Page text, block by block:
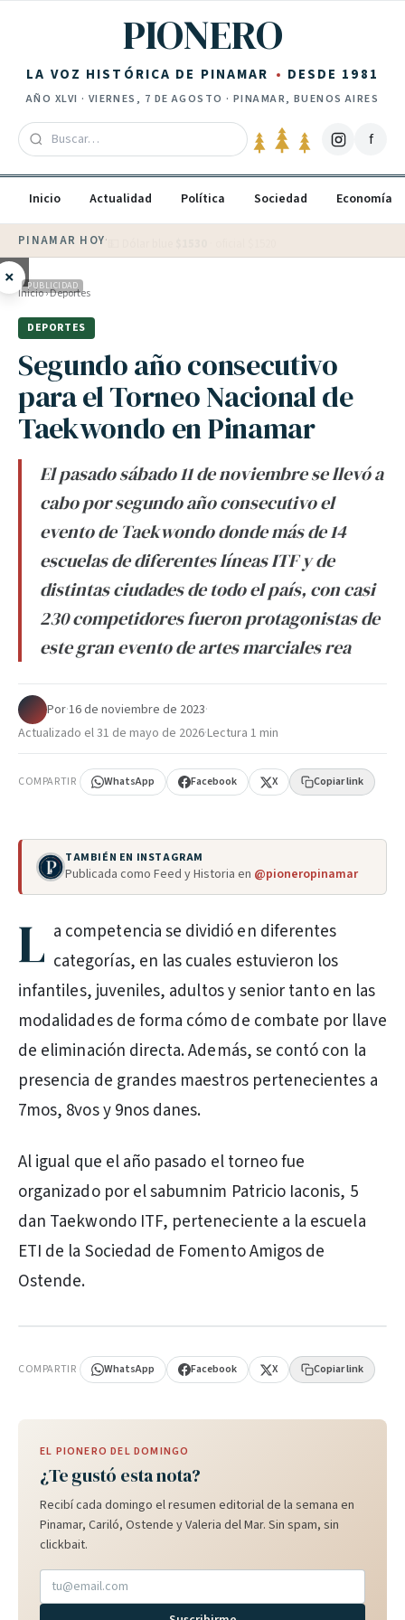
PIONERO
LA VOZ HISTÓRICA DE PINAMAR DESDE 1981
AÑO XLVI · VIERNES, 7 DE AGOSTO · PINAMAR, BUENOS AIRES
f
Inicio Actualidad Política Sociedad Economía
PINAMAR HOY·
× PUBLICIDAD
Inicio›Deportes
DEPORTES
Segundo año consecutivo
para el Torneo Nacional de
Taekwondo en Pinamar
El pasado sábado 11 de noviembre se llevó a
cabo por segundo año consecutivo el
evento de Taekwondo donde más de 14
escuelas de diferentes líneas ITF y de
distintas ciudades de todo el país, con casi
230 competidores fueron protagonistas de
este gran evento de artes marciales rea
Por·16 de noviembre de 2023·
Actualizado el31 de mayo de 2026·Lectura 1 min
COMPARTIR WhatsApp Facebook X Copiar link
TAMBIÉN EN INSTAGRAM
Publicada como Feed y Historia en @pioneropinamar
L a competencia se dividió en diferentes
categorías, en las cuales estuvieron los
infantiles, juveniles, adultos y senior tanto en las
modalidades de forma cómo de combate por llave
de eliminación directa. Además, se contó con la
presencia de grandes maestros pertenecientes a
7mos, 8vos y 9nos danes.
Al igual que el año pasado el torneo fue
organizado por el sabumnim Patricio Iaconis, 5
dan Taekwondo ITF, perteneciente a la escuela
ETI de la Sociedad de Fomento Amigos de
Ostende.
COMPARTIR WhatsApp Facebook X Copiar link
EL PIONERO DEL DOMINGO
¿Te gustó esta nota?
Recibí cada domingo el resumen editorial de la semana en
Pinamar, Cariló, Ostende y Valeria del Mar. Sin spam, sin
clickbait.